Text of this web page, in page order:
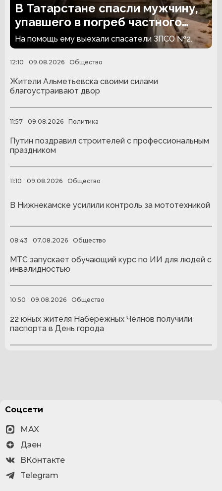
В Татарстане спасли мужчину,
упавшего в погреб частного
дома
На помощь ему выехали спасатели ЗПСО №2.
12:10 09.08.2026 Общество
Жители Альметьевска своими силами
благоустраивают двор
11:57 09.08.2026 Политика
Путин поздравил строителей с профессиональным
праздником
11:10 09.08.2026 Общество
В Нижнекамске усилили контроль за мототехникой
08:43 07.08.2026 Общество
МТС запускает обучающий курс по ИИ для людей с
инвалидностью
10:50 09.08.2026 Общество
22 юных жителя Набережных Челнов получили
паспорта в День города
Соцсети
MAX
Дзен
ВКонтакте
Telegram